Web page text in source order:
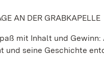
AN DER GRABKAPELLE
mit Inhalt und
und seine Geschichte